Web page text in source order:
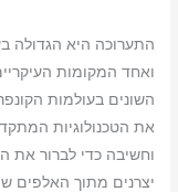
ואחד המקומות
השונים בעולמות
את הטכנולוגיות
וחשיבה כדי לברור
יצרנים מתוך האלפים